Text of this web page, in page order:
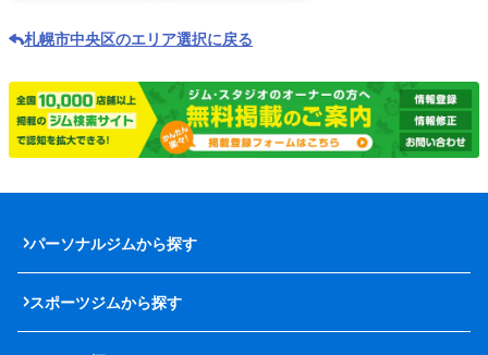
札幌市中央区のエリア選択に戻る
パーソナルジムから探す
スポーツジムから探す